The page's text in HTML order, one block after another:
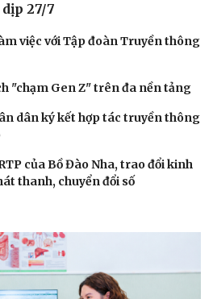
27/7
việc với Tập đoàn Truyền thông
"chạm Gen Z" trên đa nền tảng
dân ký kết hợp tác truyền thông
của Bồ Đào Nha, trao đổi kinh
thanh, chuyển đổi số